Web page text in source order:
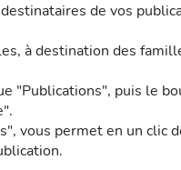
de vos
à destination des
"Publications", puis le
vous permet en un clic